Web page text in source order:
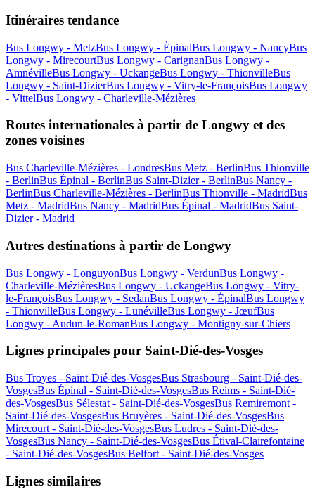
Itinéraires tendance
Bus Longwy - MetzBus Longwy - ÉpinalBus Longwy - NancyBus
Longwy - MirecourtBus Longwy - CarignanBus Longwy -
AmnévilleBus Longwy - UckangeBus Longwy - ThionvilleBus
Longwy - Saint-DizierBus Longwy - Vitry-le-FrançoisBus Longwy
- VittelBus Longwy - Charleville-Mézières
Routes internationales à partir de Longwy et des
zones voisines
Bus Charleville-Mézières - LondresBus Metz - BerlinBus Thionville
- BerlinBus Épinal - BerlinBus Saint-Dizier - BerlinBus Nancy -
BerlinBus Charleville-Mézières - BerlinBus Thionville - MadridBus
Metz - MadridBus Nancy - MadridBus Épinal - MadridBus Saint-
Dizier - Madrid
Autres destinations à partir de Longwy
Bus Longwy - LonguyonBus Longwy - VerdunBus Longwy -
Charleville-MézièresBus Longwy - UckangeBus Longwy - Vitry-
le-FrançoisBus Longwy - SedanBus Longwy - ÉpinalBus Longwy
- ThionvilleBus Longwy - LunévilleBus Longwy - JœufBus
Longwy - Audun-le-RomanBus Longwy - Montigny-sur-Chiers
Lignes principales pour Saint-Dié-des-Vosges
Bus Troyes - Saint-Dié-des-VosgesBus Strasbourg - Saint-Dié-des-
VosgesBus Épinal - Saint-Dié-des-VosgesBus Reims - Saint-Dié-
des-VosgesBus Sélestat - Saint-Dié-des-VosgesBus Remiremont -
Saint-Dié-des-VosgesBus Bruyères - Saint-Dié-des-VosgesBus
Mirecourt - Saint-Dié-des-VosgesBus Ludres - Saint-Dié-des-
VosgesBus Nancy - Saint-Dié-des-VosgesBus Étival-Clairefontaine
- Saint-Dié-des-VosgesBus Belfort - Saint-Dié-des-Vosges
Lignes similaires